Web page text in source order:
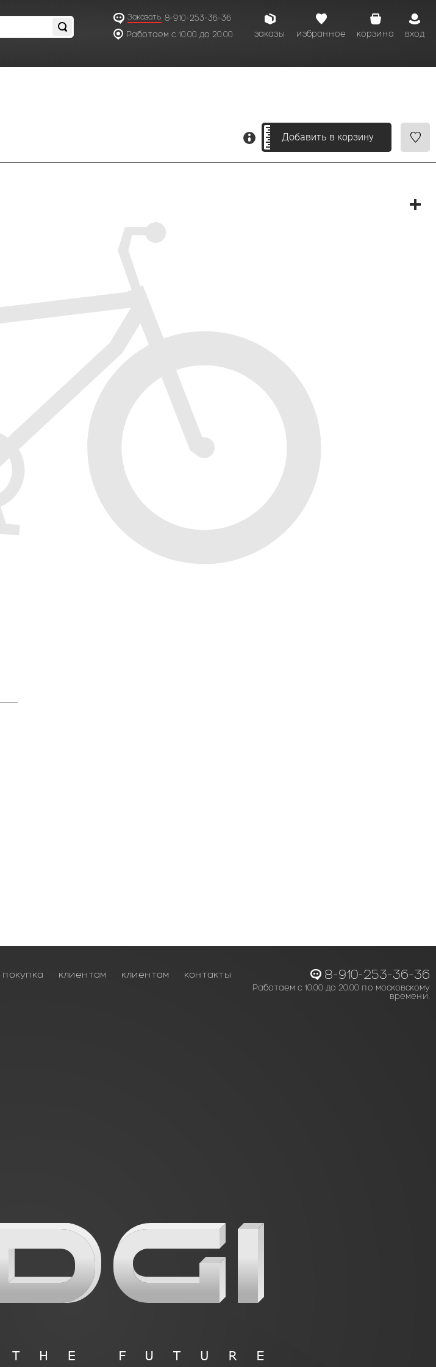
Заказать 8-910-253-36-36
Работаем с 10.00 до 20.00
вход
корзина
избранное
заказы
Добавить в корзину
покупка клиентам клиентам контакты 8-910-253-36-36
Работаем с 10.00 до 20.00 по московскому
времени.